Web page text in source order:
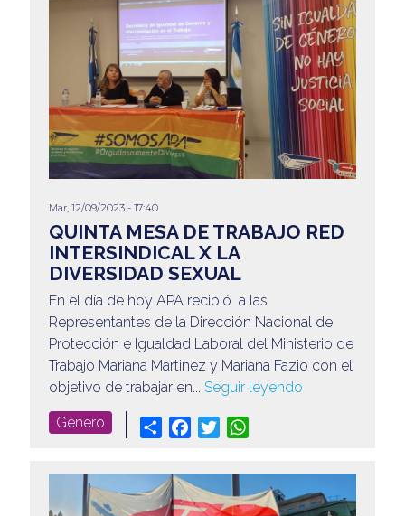
Mar, 12/09/2023 - 17:40
QUINTA MESA DE TRABAJO RED
INTERSINDICAL X LA
DIVERSIDAD SEXUAL
En el día de hoy APA recibió a las
Representantes de la Dirección Nacional de
Protección e Igualdad Laboral del Ministerio de
Trabajo Mariana Martinez y Mariana Fazio con el
objetivo de trabajar en... Seguir leyendo
Género Share Facebook
Twitter